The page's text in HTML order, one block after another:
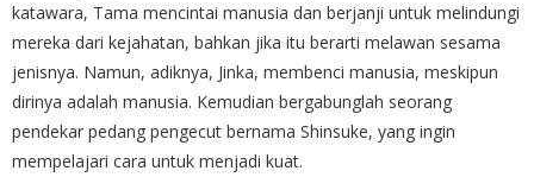
katawara, Tama mencintai manusia dan berjanji untuk melindungi
mereka dari kejahatan, bahkan jika itu berarti melawan sesama
jenisnya. Namun, adiknya, Jinka, membenci manusia, meskipun
dirinya adalah manusia. Kemudian bergabunglah seorang
pendekar pedang pengecut bernama Shinsuke, yang ingin
mempelajari cara untuk menjadi kuat.